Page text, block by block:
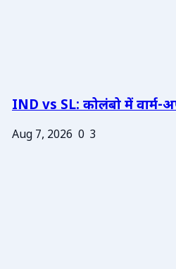
IND vs SL: कोलंबो में वार्म-
Aug 7, 2026 0 3